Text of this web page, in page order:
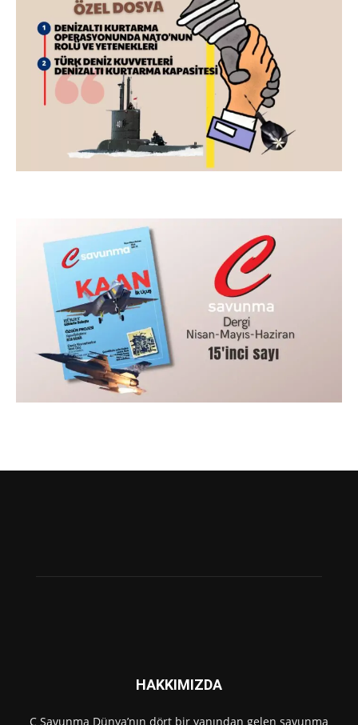
HAKKIMIZDA
C Savunma Dünya’nın dört bir yanından gelen savunma